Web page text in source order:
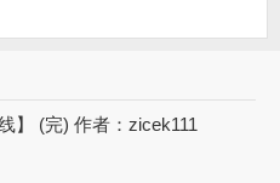
】 (完) 作者：zicek111